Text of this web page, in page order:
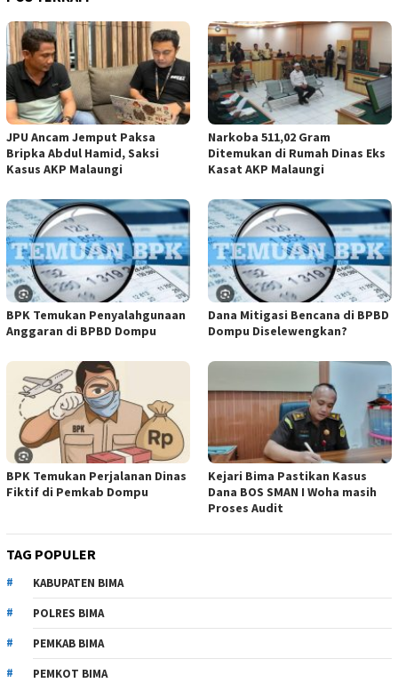
JPU Ancam Jemput Paksa
Bripka Abdul Hamid, Saksi
Kasus AKP Malaungi
Narkoba 511,02 Gram
Ditemukan di Rumah Dinas Eks
Kasat AKP Malaungi
BPK Temukan Penyalahgunaan
Anggaran di BPBD Dompu
Dana Mitigasi Bencana di BPBD
Dompu Diselewengkan?
BPK Temukan Perjalanan Dinas
Fiktif di Pemkab Dompu
Kejari Bima Pastikan Kasus
Dana BOS SMAN I Woha masih
Proses Audit
TAG POPULER
KABUPATEN BIMA
POLRES BIMA
PEMKAB BIMA
PEMKOT BIMA